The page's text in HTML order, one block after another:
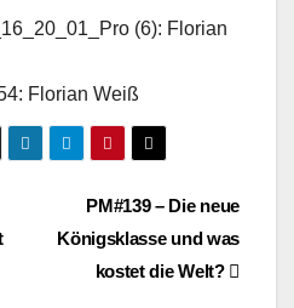
(6): Florian
Florian Weiß
PM#139 – Die neue
Königsklasse und was
kostet die Welt?